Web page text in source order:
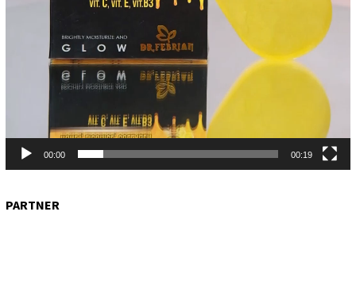
00:00 00:19
PARTNER